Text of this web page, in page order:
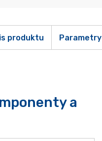
produktu Parametry
a